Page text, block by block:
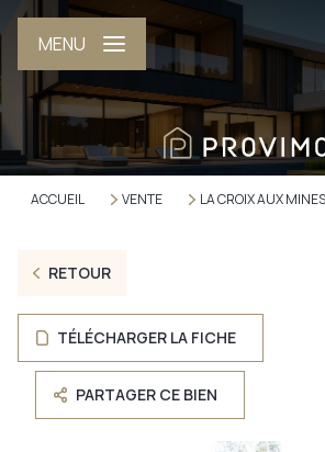
MENU
ACCUEIL VENTE LA CROIX AUX MINES
RETOUR
TÉLÉCHARGER LA FICHE
PARTAGER CE BIEN